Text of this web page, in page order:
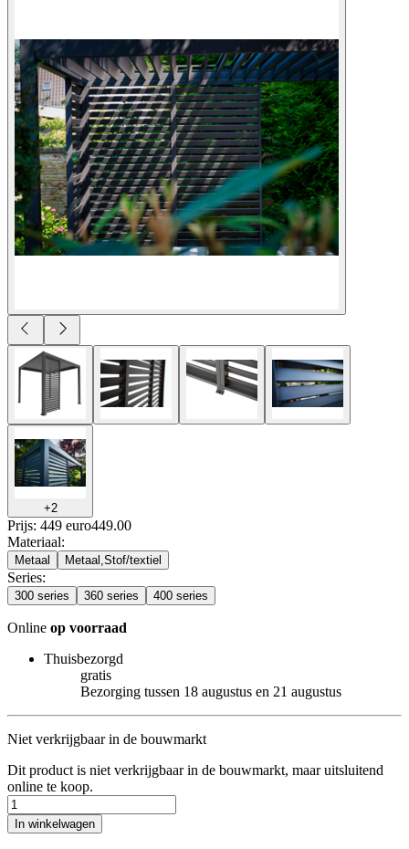
+2
Prijs: 449 euro449.00
Materiaal:
Metaal Metaal,Stof/textiel
Series:
300 series 360 series 400 series
Online op voorraad
Thuisbezorgd
gratis
Bezorging tussen 18 augustus en 21 augustus
Niet verkrijgbaar in de bouwmarkt
Dit product is niet verkrijgbaar in de bouwmarkt, maar uitsluitend
online te koop.
In winkelwagen